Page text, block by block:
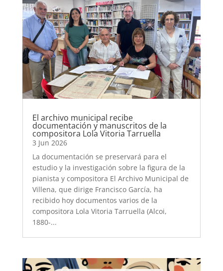
El archivo municipal recibe
documentación y manuscritos de la
compositora Lola Vitoria Tarruella
3 Jun 2026
La documentación se preservará para el
estudio y la investigación sobre la figura de la
pianista y compositora El Archivo Municipal de
Villena, que dirige Francisco García, ha
recibido hoy documentos varios de la
compositora Lola Vitoria Tarruella (Alcoi,
1880-...